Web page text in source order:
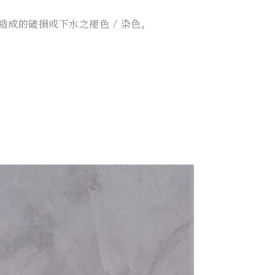
成的破損或下水之褪色 / 染色。